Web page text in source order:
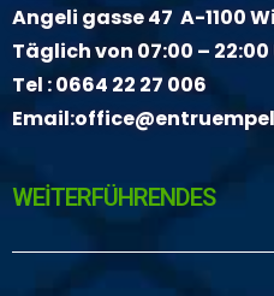
Angeli gasse 47 A-1100
Täglich von 07:00 –
Tel :0664 22 27 006
Email:
WEİTERFÜHRENDES